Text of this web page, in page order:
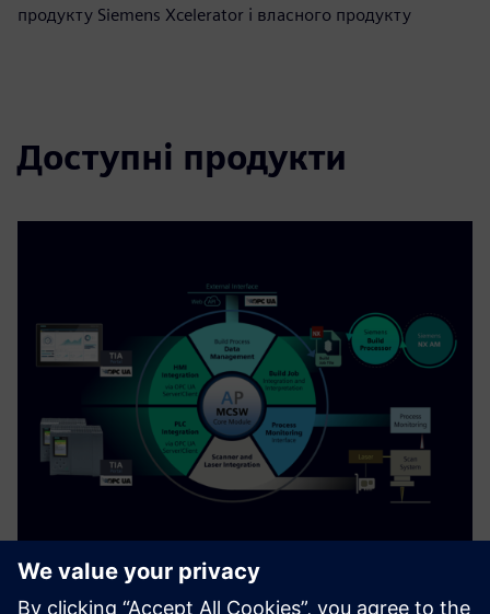
продукту Siemens Xcelerator і власного продукту
Доступні продукти
Machine Control Software (MCSW)